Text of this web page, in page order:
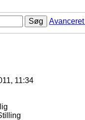
Søg
11:34